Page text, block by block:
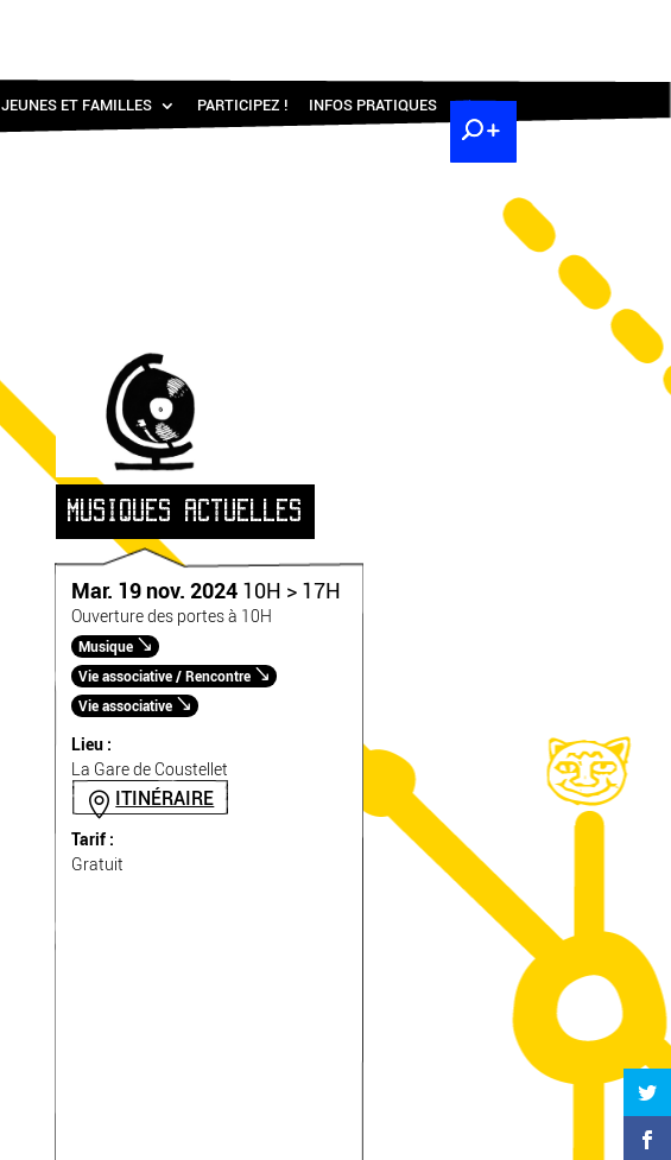
JEUNES ET FAMILLES PARTICIPEZ ! INFOS PRATIQUES
MUSIQUES ACTUELLES
Mar. 19 nov. 2024 10H > 17H
Ouverture des portes à 10H
Musique
Vie associative / Rencontre
Vie associative
Lieu :
La Gare de Coustellet
ITINÉRAIRE
Tarif :
Gratuit